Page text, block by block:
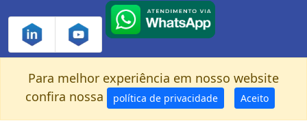
Controle Net Tecnologia LTDA | CNPJ:
03.247.280/0001-25 | Av. dos Carinás, 660 -
Para melhor experiência em nosso website
confira nossa
política de privacidade Aceito